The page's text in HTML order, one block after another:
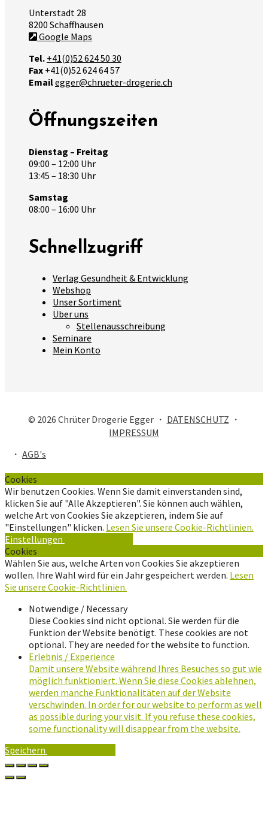
Unterstadt 28
8200 Schaffhausen
Google Maps
Tel. +41(0)52 624 50 30
Fax +41(0)52 624 64 57
Emailegger@chrueter-drogerie.ch
Öffnungszeiten
Dienstag – Freitag
09:00 – 12:00 Uhr
13:45 – 18:30 Uhr
Samstag
08:00 – 16:00 Uhr
Schnellzugriff
Verlag Gesundheit & Entwicklung
Webshop
Unser Sortiment
Über uns
Stellenausschreibung
Seminare
Mein Konto
© 2026 Chrüter Drogerie Egger ・ DATENSCHUTZ ・
IMPRESSUM
・ AGB's
Cookies
Wir benutzen Cookies. Wenn Sie damit einverstanden sind,
klicken Sie auf "Alle Akzeptieren". Sie können auch wählen,
welche Art von Cookies Sie akzeptieren, indem Sie auf
"Einstellungen" klicken. Lesen Sie unsere Cookie-Richtlinien.
Einstellungen
Cookies
Wählen Sie aus, welche Arten von Cookies Sie akzeptieren
wollen. Ihre Wahl wird für ein Jahr gespeichert werden. Lesen
Sie unsere Cookie-Richtlinien.
Notwendige / Necessary
Diese Cookies sind nicht optional. Sie werden für die
Funktion der Website benötigt. These cookies are not
optional. They are needed for the website to function.
Erlebnis / Experience
Damit unsere Website während Ihres Besuches so gut wie
möglich funktioniert. Wenn Sie diese Cookies ablehnen,
werden manche Funktionalitäten auf der Website
verschwinden. In order for our website to perform as well
as possible during your visit. If you refuse these cookies,
some functionality will disappear from the website.
Speichern